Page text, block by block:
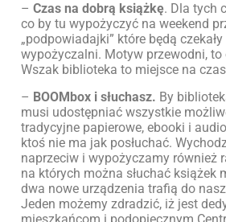
– Czas na dobrą książkę. Dla tych
co by tu wypożyczyć na weekend
„podpowiadajki” które będą
wypożyczalni. Motyw przewodni, to
Wszak biblioteka to miejsce na
– BOOMbox i słuchasz. By
musi udostępniać wszystkie
tradycyjne papierowe, ebooki i
ktoś nie ma jak posłuchać.
naprzeciw i wypożyczamy również
na których można słuchać książek
dwa nowe urządzenia trafią do
Jeden możemy zdradzić, iż jest